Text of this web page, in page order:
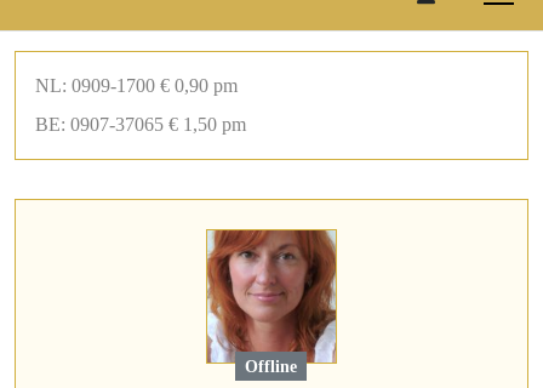
NL: 0909-1700 € 0,90 pm
BE: 0907-37065 € 1,50 pm
Offline